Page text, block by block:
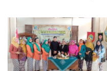
Potensi Lokal